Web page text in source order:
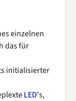
einzelnen
das für
initialisierter
LED's,